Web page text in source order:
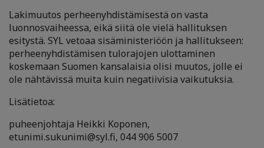
Lakimuutos perheenyhdistämisestä on vasta
luonnosvaiheessa, eikä siitä ole vielä hallituksen
esitystä. SYL vetoaa sisäministeriöön ja hallitukseen:
perheenyhdistämisen tulorajojen ulottaminen
koskemaan Suomen kansalaisia olisi muutos, jolle ei
ole nähtävissä muita kuin negatiivisia vaikutuksia.
Lisätietoa:
puheenjohtaja Heikki Koponen,
etunimi.sukunimi@syl.fi, 044 906 5007